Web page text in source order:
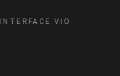
INTERFACE VIO